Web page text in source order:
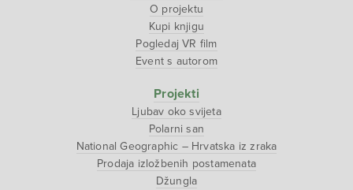
O projektu
Kupi knjigu
Pogledaj VR film
Event s autorom
Projekti
Ljubav oko svijeta
Polarni san
National Geographic – Hrvatska iz zraka
Prodaja izložbenih postamenata
Džungla